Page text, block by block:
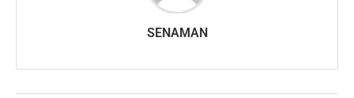
SENAMAN